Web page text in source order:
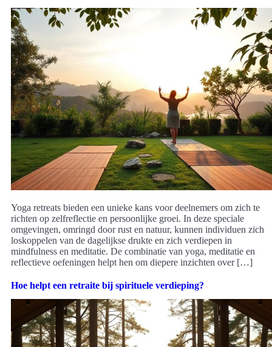
Yoga retreats bieden een unieke kans voor deelnemers om zich te
richten op zelfreflectie en persoonlijke groei. In deze speciale
omgevingen, omringd door rust en natuur, kunnen individuen zich
loskoppelen van de dagelijkse drukte en zich verdiepen in
mindfulness en meditatie. De combinatie van yoga, meditatie en
reflectieve oefeningen helpt hen om diepere inzichten over […]
Hoe helpt een retraite bij spirituele verdieping?